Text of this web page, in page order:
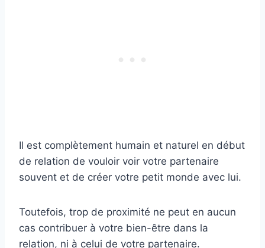
Il est complètement humain et naturel en début
de relation de vouloir voir votre partenaire
souvent et de créer votre petit monde avec lui.
Toutefois, trop de proximité ne peut en aucun
cas contribuer à votre bien-être dans la
relation, ni à celui de votre partenaire.